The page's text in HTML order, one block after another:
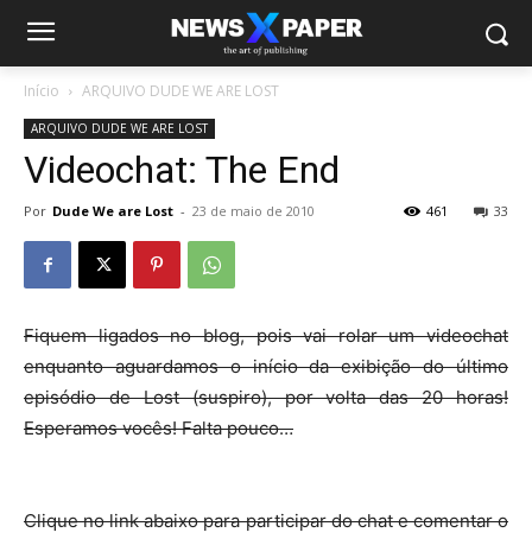
Início ARQUIVO DUDE WE ARE LOST
ARQUIVO DUDE WE ARE LOST
Videochat: The End
Por Dude We are Lost - 23 de maio de 2010 33
461
Fiquem ligados no blog, pois vai rolar um videochat
enquanto aguardamos o início da exibição do último
episódio de Lost (suspiro), por volta das 20 horas!
Esperamos vocês! Falta pouco…
Clique no link abaixo para participar do chat e comentar o